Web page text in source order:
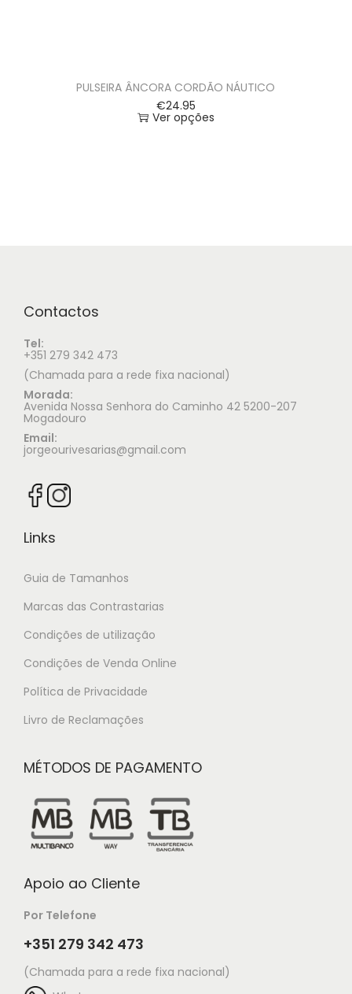
PULSEIRA ÂNCORA CORDÃO NÁUTICO
€24.95
Ver opções
Contactos
Tel:
+351 279 342 473
(Chamada para a rede fixa nacional)
Morada:
Avenida Nossa Senhora do Caminho 42 5200-207
Mogadouro
Email:
jorgeourivesarias@gmail.com
Links
Guia de Tamanhos
Marcas das Contrastarias
Condições de utilização
Condições de Venda Online
Política de Privacidade
Livro de Reclamações
MÉTODOS DE PAGAMENTO
Apoio ao Cliente
Por Telefone
+351 279 342 473
(Chamada para a rede fixa nacional)